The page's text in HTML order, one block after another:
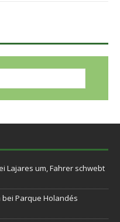
Lajares um, Fahrer schwebt
Parque Holandés